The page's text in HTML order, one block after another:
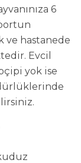
6
ve hastanede
Evcil
yok ise